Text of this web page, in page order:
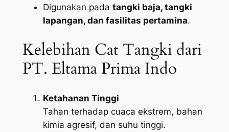
Digunakan pada tangki baja, tangki
lapangan, dan fasilitas pertamina.
Kelebihan Cat Tangki dari
PT. Eltama Prima Indo
Ketahanan Tinggi
Tahan terhadap cuaca ekstrem, bahan
kimia agresif, dan suhu tinggi.